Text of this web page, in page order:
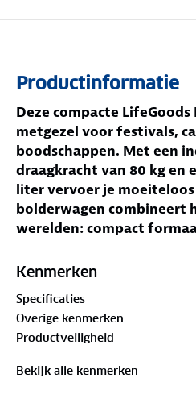
Productinformatie
Deze compacte
metgezel voor festivals,
boodschappen. Met een
draagkracht van 80 kg en
liter vervoer je moeiteloos
bolderwagen combineert
werelden: compact
gebruiksgemak. De soepel
cent.
Jouw voordelen
Compact ontwerp met
kg
Kenmerken
Specificaties
Overige kenmerken
Productveiligheid
Bekijk alle kenmerken